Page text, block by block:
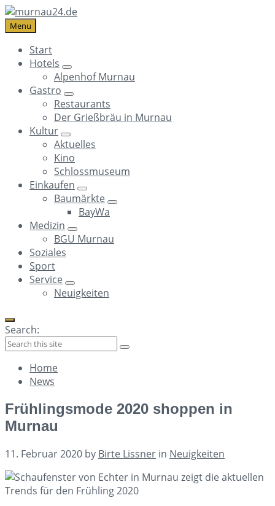
Skip
to
Skip
to
navigation
Skip
to
Menu
Start
Hotels
Alpenhof Murnau
Gastro
Restaurants
Der Grießbräu in Murnau
Kultur
Aktuelles
Kino
Schlossmuseum
Einkaufen
Baumärkte
BayWa
Medizin
BGU Murnau
Soziales
Sport
Service
Neuigkeiten
Search:
search
Home
News
Frühlingsmode 2020 shoppen in
Murnau
11. Februar 2020 by Birte Lissner in Neuigkeiten